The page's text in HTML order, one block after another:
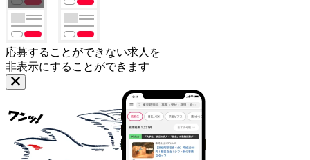
応募することができない求人を
非表示にすることができます